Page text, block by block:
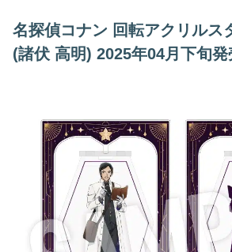
名探偵コナン 回転アクリルス
(諸伏 高明) 2025年04月下旬発